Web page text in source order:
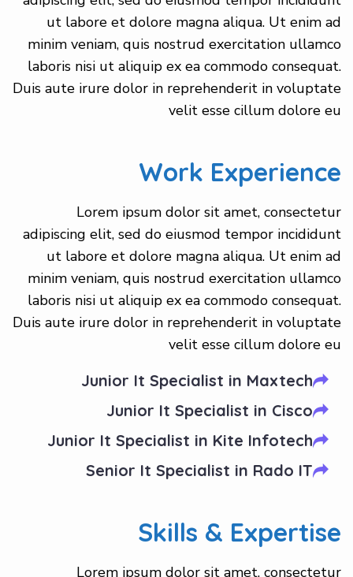
ut labore et dolore magna aliqua. Ut enim ad
minim veniam, quis nostrud exercitation ullamco
laboris nisi ut aliquip ex ea commodo consequat.
Duis aute irure dolor in reprehenderit in voluptate
velit esse cillum dolore eu
Work Experience
Lorem ipsum dolor sit amet, consectetur
adipiscing elit, sed do eiusmod tempor incididunt
ut labore et dolore magna aliqua. Ut enim ad
minim veniam, quis nostrud exercitation ullamco
laboris nisi ut aliquip ex ea commodo consequat.
Duis aute irure dolor in reprehenderit in voluptate
velit esse cillum dolore eu
Junior It Specialist in Maxtech
Junior It Specialist in Cisco
Junior It Specialist in Kite Infotech
Senior It Specialist in Rado IT
Skills & Expertise
Lorem ipsum dolor sit amet, consectetur